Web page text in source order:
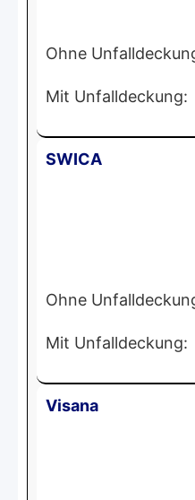
Ohne
Mit Unfalldeckung:
SWICA
Ohne
Mit Unfalldeckung:
Visana